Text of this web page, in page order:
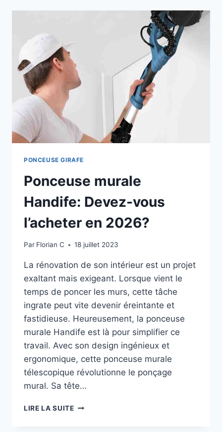
2026
PONCEUSE GIRAFE
Ponceuse murale
Handife: Devez-vous
l’acheter en 2026?
Par Florian C 18 juillet 2023
La rénovation de son intérieur est un projet
exaltant mais exigeant. Lorsque vient le
temps de poncer les murs, cette tâche
ingrate peut vite devenir éreintante et
fastidieuse. Heureusement, la ponceuse
murale Handife est là pour simplifier ce
travail. Avec son design ingénieux et
ergonomique, cette ponceuse murale
télescopique révolutionne le ponçage
mural. Sa tête…
LIRE LA SUITEPONCEUSE